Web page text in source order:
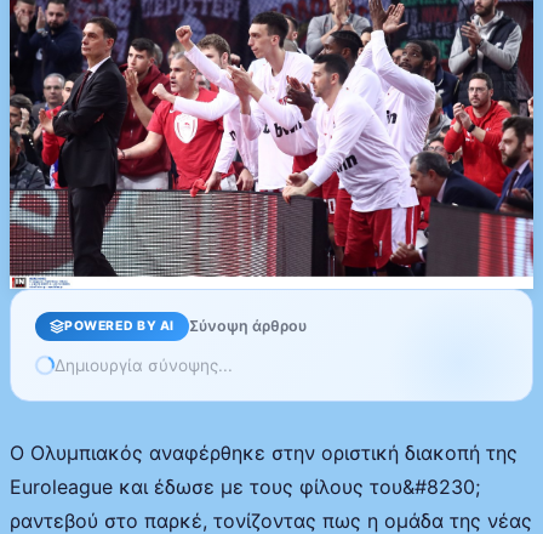
POWERED BY AI Σύνοψη άρθρου
Δημιουργία σύνοψης...
Ο Ολυμπιακός αναφέρθηκε στην οριστική διακοπή της
Euroleague και έδωσε με τους φίλους του&#8230;
ραντεβού στο παρκέ, τονίζοντας πως η ομάδα της νέας